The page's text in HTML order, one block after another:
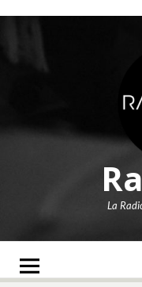
La